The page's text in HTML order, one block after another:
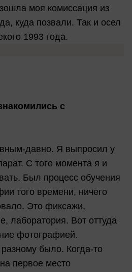
моя комиссация из
куда позвали. Так и осел
1993 года.
с
давно. Я выпросил у
С того момента я и
Был процесс обучения
того времени, ничего
Это фиксажи,
лаборатория. Вот оттуда
фотографией.
было. Когда-то
первое место